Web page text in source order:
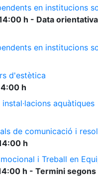
en institucions
h - Data
en institucions
d'estètica
h
aquàtiques
de comunicació i
h
i Treball en
h - Termini